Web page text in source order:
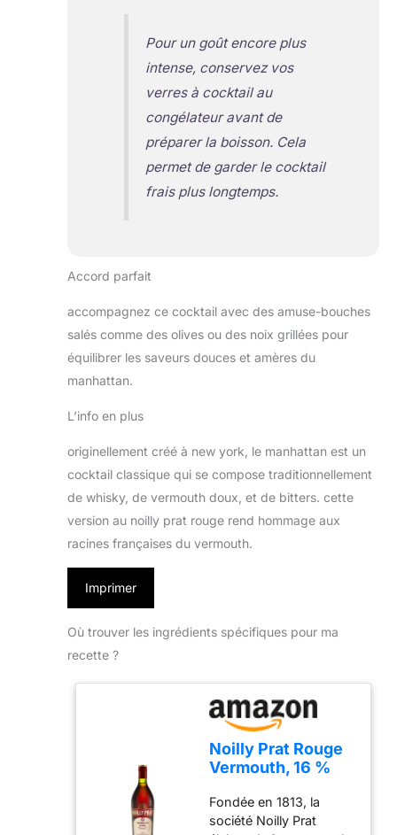
Pour un goût encore plus
intense, conservez vos
verres à cocktail au
congélateur avant de
préparer la boisson. Cela
permet de garder le cocktail
frais plus longtemps.
Accord parfait
accompagnez ce cocktail avec des amuse-bouches
salés comme des olives ou des noix grillées pour
équilibrer les saveurs douces et amères du
manhattan.
L’info en plus
originellement créé à new york, le manhattan est un
cocktail classique qui se compose traditionnellement
de whisky, de vermouth doux, et de bitters. cette
version au noilly prat rouge rend hommage aux
racines françaises du vermouth.
Imprimer
Où trouver les ingrédients spécifiques pour ma
recette ?
Noilly Prat Rouge
Vermouth, 16 %
Apéritif Français
Idéal pour Cocktail
Fondée en 1813, la
société Noilly Prat